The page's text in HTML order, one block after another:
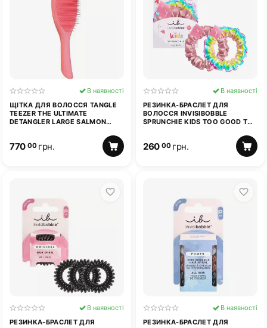
ЩІТКА ДЛЯ ВОЛОССЯ TANGLE
TEEZER THE ULTIMATE
DETANGLER LARGE SALMON
В наявності
770 00 грн.
РЕЗИНКА-БРАСЛЕТ ДЛЯ
ВОЛОССЯ INVISIBOBBLE
SPRUNCHIE KIDS TOO GOOD TO
В наявності
260 00 грн.
РЕЗИНКА-БРАСЛЕТ ДЛЯ
В наявності
РЕЗИНКА-БРАСЛЕТ ДЛЯ
В наявності